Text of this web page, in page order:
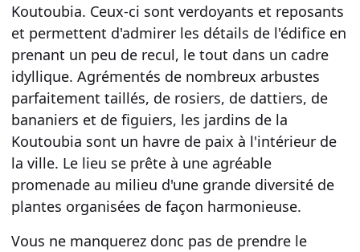
Koutoubia. Ceux-ci sont verdoyants et reposants
et permettent d'admirer les détails de l'édificeen
prenant un peu de recul, le tout dans un cadre
idyllique. Agrémentés de nombreux arbustes
parfaitement taillés, de rosiers, de dattiers, de
bananiers et de figuiers, les jardins de la
Koutoubia sont un havre de paix à l'intérieur de
la ville. Le lieu se prête à une agréable
promenade au milieu d'une grande diversité de
plantes organisées de façon harmonieuse.
Vous ne manquerez donc pas de prendre le